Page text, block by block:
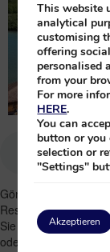
Gönnen Sie sich
Resort
Nur für
Sie sich von Suiten
oder machen Sie
This website
analytical
customising
offering
personalised
from your
For more
HERE.
You can
button or you
selection or
"Settings"
Akzeptieren